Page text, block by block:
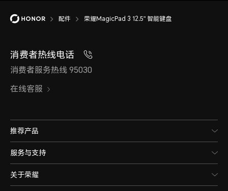
配件 荣耀MagicPad 3 12.5" 智能键盘
消费者热线电话
消费者服务热线 95030
在线客服
推荐产品
服务与支持
关于荣耀